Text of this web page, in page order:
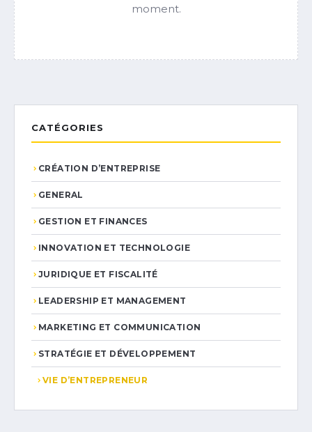
moment.
CATÉGORIES
CRÉATION D’ENTREPRISE
GENERAL
GESTION ET FINANCES
INNOVATION ET TECHNOLOGIE
JURIDIQUE ET FISCALITÉ
LEADERSHIP ET MANAGEMENT
MARKETING ET COMMUNICATION
STRATÉGIE ET DÉVELOPPEMENT
VIE D’ENTREPRENEUR